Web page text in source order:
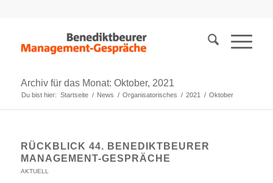
Archiv für das Monat: Oktober, 2021
Du bist hier: Startseite / News / Organisatorisches / 2021 / Oktober
RÜCKBLICK 44. BENEDIKTBEURER
MANAGEMENT-GESPRÄCHE
AKTUELL